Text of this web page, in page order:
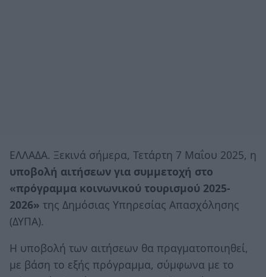
ΕΛΛΑΔΑ. Ξεκινά σήμερα, Τετάρτη 7 Μαΐου 2025, η
υποβολή αιτήσεων για συμμετοχή στο
«πρόγραμμα κοινωνικού τουρισμού 2025-
2026» της Δημόσιας Υπηρεσίας Απασχόλησης
(ΔΥΠΑ).
Η υποβολή των αιτήσεων θα πραγματοποιηθεί,
με βάση το εξής πρόγραμμα, σύμφωνα με το